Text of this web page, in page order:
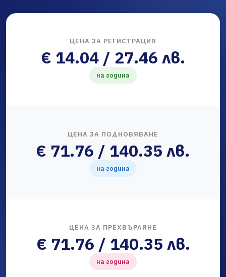
ЦЕНА ЗА РЕГИСТРАЦИЯ
€ 14.04 / 27.46 лв.
на година
ЦЕНА ЗА ПОДНОВЯВАНЕ
€ 71.76 / 140.35 лв.
на година
ЦЕНА ЗА ПРЕХВЪРЛЯНЕ
€ 71.76 / 140.35 лв.
на година